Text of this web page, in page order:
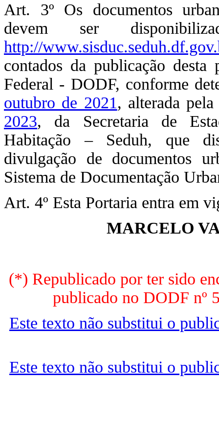
Art. 3º Os documentos
devem ser
http://
contados da publicação
Federal - DODF, conforme
outubro de 2021, alterada
2023, da Secretaria de
Habitação – Seduh, que
divulgação de documentos
Sistema de Documentação
Art. 4º Esta Portaria entra em
MARCELO
(*) Republicado por ter sido
publicado no DODF nº
Este texto não substitui o
Este texto não substitui o